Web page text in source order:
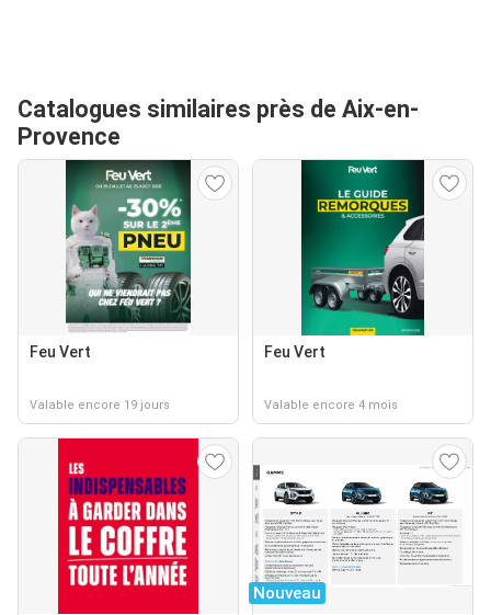
Catalogues similaires près de Aix-en-
Provence
Feu Vert
Valable encore 19 jours
Feu Vert
Valable encore 4 mois
Nouveau